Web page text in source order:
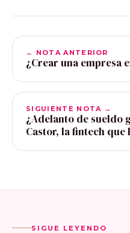
← NOTA ANTERIOR
¿Crear una empresa
SIGUIENTE NOTA →
¿Adelanto de sueldo
Castor, la fintech que
SIGUE LEYENDO